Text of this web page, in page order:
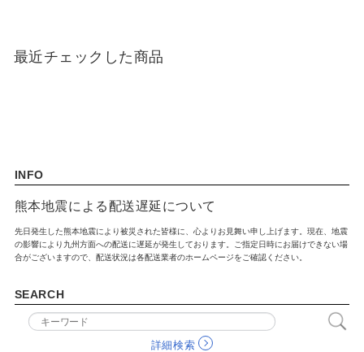
最近チェックした商品
INFO
熊本地震による配送遅延について
先日発生した熊本地震により被災された皆様に、心よりお見舞い申し上げます。現在、地震
の影響により九州方面への配送に遅延が発生しております。ご指定日時にお届けできない場
合がございますので、配送状況は各配送業者のホームページをご確認ください。
SEARCH
詳細検索